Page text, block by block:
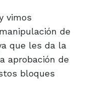
vimos
de
que les da la
aprobación de
bloques